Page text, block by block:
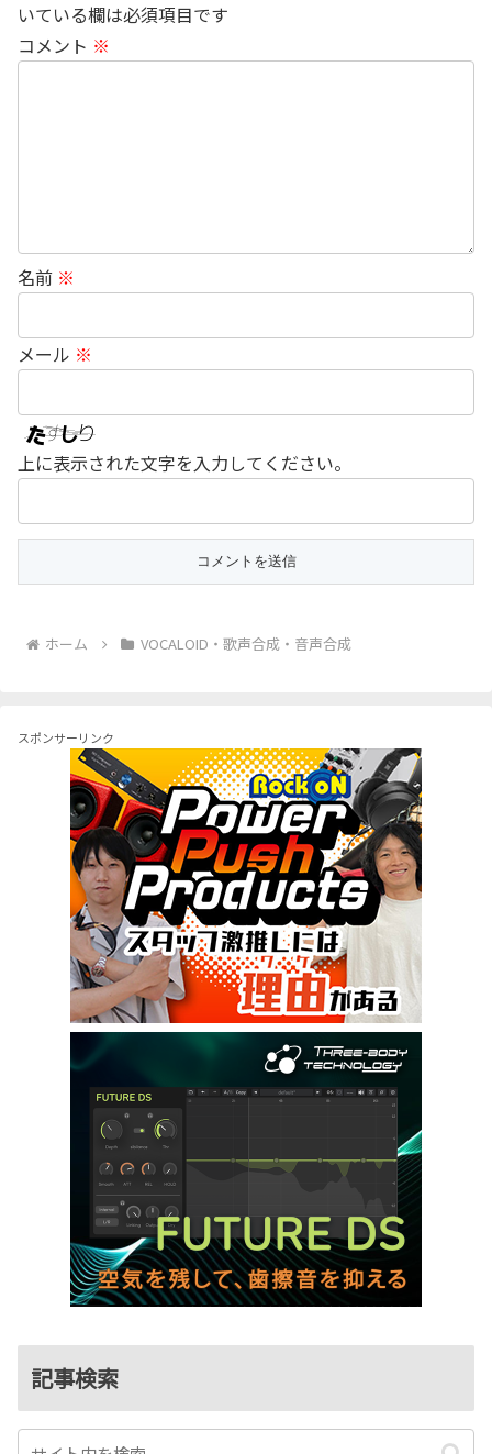
いている欄は必須項目です
コメント ※
名前 ※
メール ※
上に表示された文字を入力してください。
ホーム VOCALOID・歌声合成・音声合成
スポンサーリンク
記事検索